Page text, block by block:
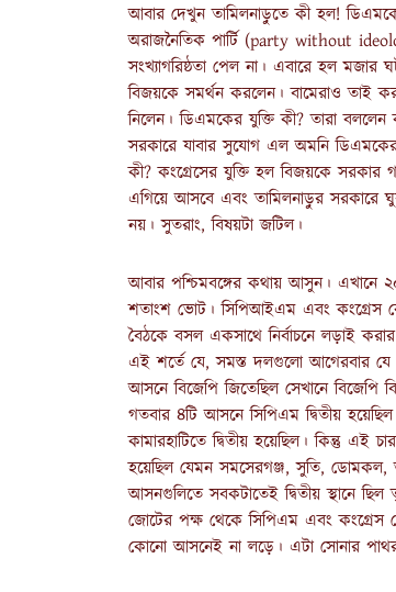
আবার দেখুন তামিলনাড়ুতে কী হল! ডিএমকে
অরাজনৈতিক পার্টি (party without
সংখ্যাগরিষ্ঠতা পেল না। এবারে হল মজার
বিজয়কে সমর্থন করলেন। বামেরাও তাই
নিলেন। ডিএমকের যুক্তি কী? তারা
সরকারে যাবার সুযোগ এল অমনি ডিএমকের
কী? কংগ্রেসের যুক্তি হল বিজয়কে সরকার
এগিয়ে আসবে এবং তামিলনাড়ুর সরকারে
নয়। সুতরাং, বিষয়টা জটিল।
আবার পশ্চিমবঙ্গের কথায় আসুন। এখানে
শতাংশ ভোট। সিপিআইএম এবং কংগ্রেস
বৈঠকে বসল একসাথে নির্বাচনে লড়াই
এই শর্তে যে, সমস্ত দলগুলো আগেরবার
আসনে বিজেপি জিতেছিল সেখানে বিজেপি
গতবার ৪টি আসনে সিপিএম দ্বিতীয়
কামারহাটিতে দ্বিতীয় হয়েছিল। কিন্তু এই
হয়েছিল যেমন সমসেরগঞ্জ, সুতি, ডোমকল,
আসনগুলিতে সবকটাতেই দ্বিতীয় স্থানে ছিল
জোটের পক্ষ থেকে সিপিএম এবং কংগ্রেস
কোনো আসনেই না লড়ে। এটা সোনার